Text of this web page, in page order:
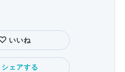
いいね
シェアする